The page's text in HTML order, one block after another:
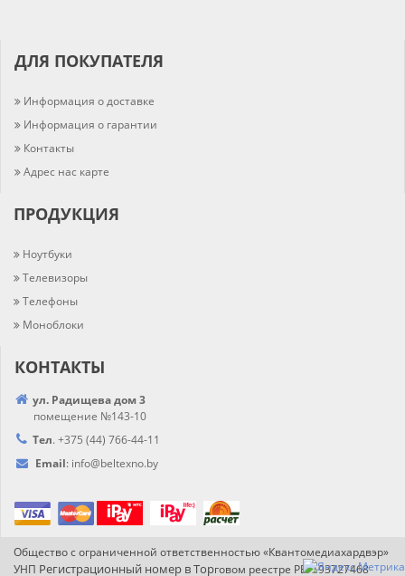
ДЛЯ ПОКУПАТЕЛЯ
Информация о доставке
Информация о гарантии
Контакты
Адрес нас карте
ПРОДУКЦИЯ
Ноутбуки
Телевизоры
Телефоны
Моноблоки
КОНТАКТЫ
ул. Радищева дом 3
помещение №143-10
Тел. +375 (44) 766-44-11
Email: info@beltexno.by
Общество с ограниченной ответственностью «Квантомедиахардвэр»
УНП Регистрационный номер в Торговом реестре РБ: 193727468